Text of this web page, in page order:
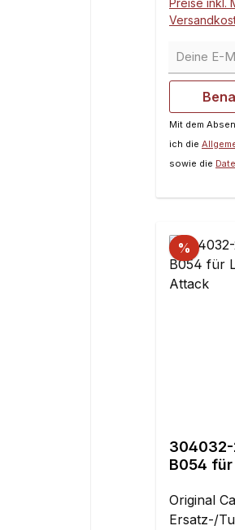
Preise inkl.
Deine E-Mail
Mit dem
ich die
sowie die
%
304032-
B054
Original
Ersatz-/